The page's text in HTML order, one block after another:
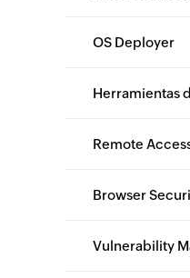
OS Deployer
Herramientas
Remote
Browser
Vulnerability